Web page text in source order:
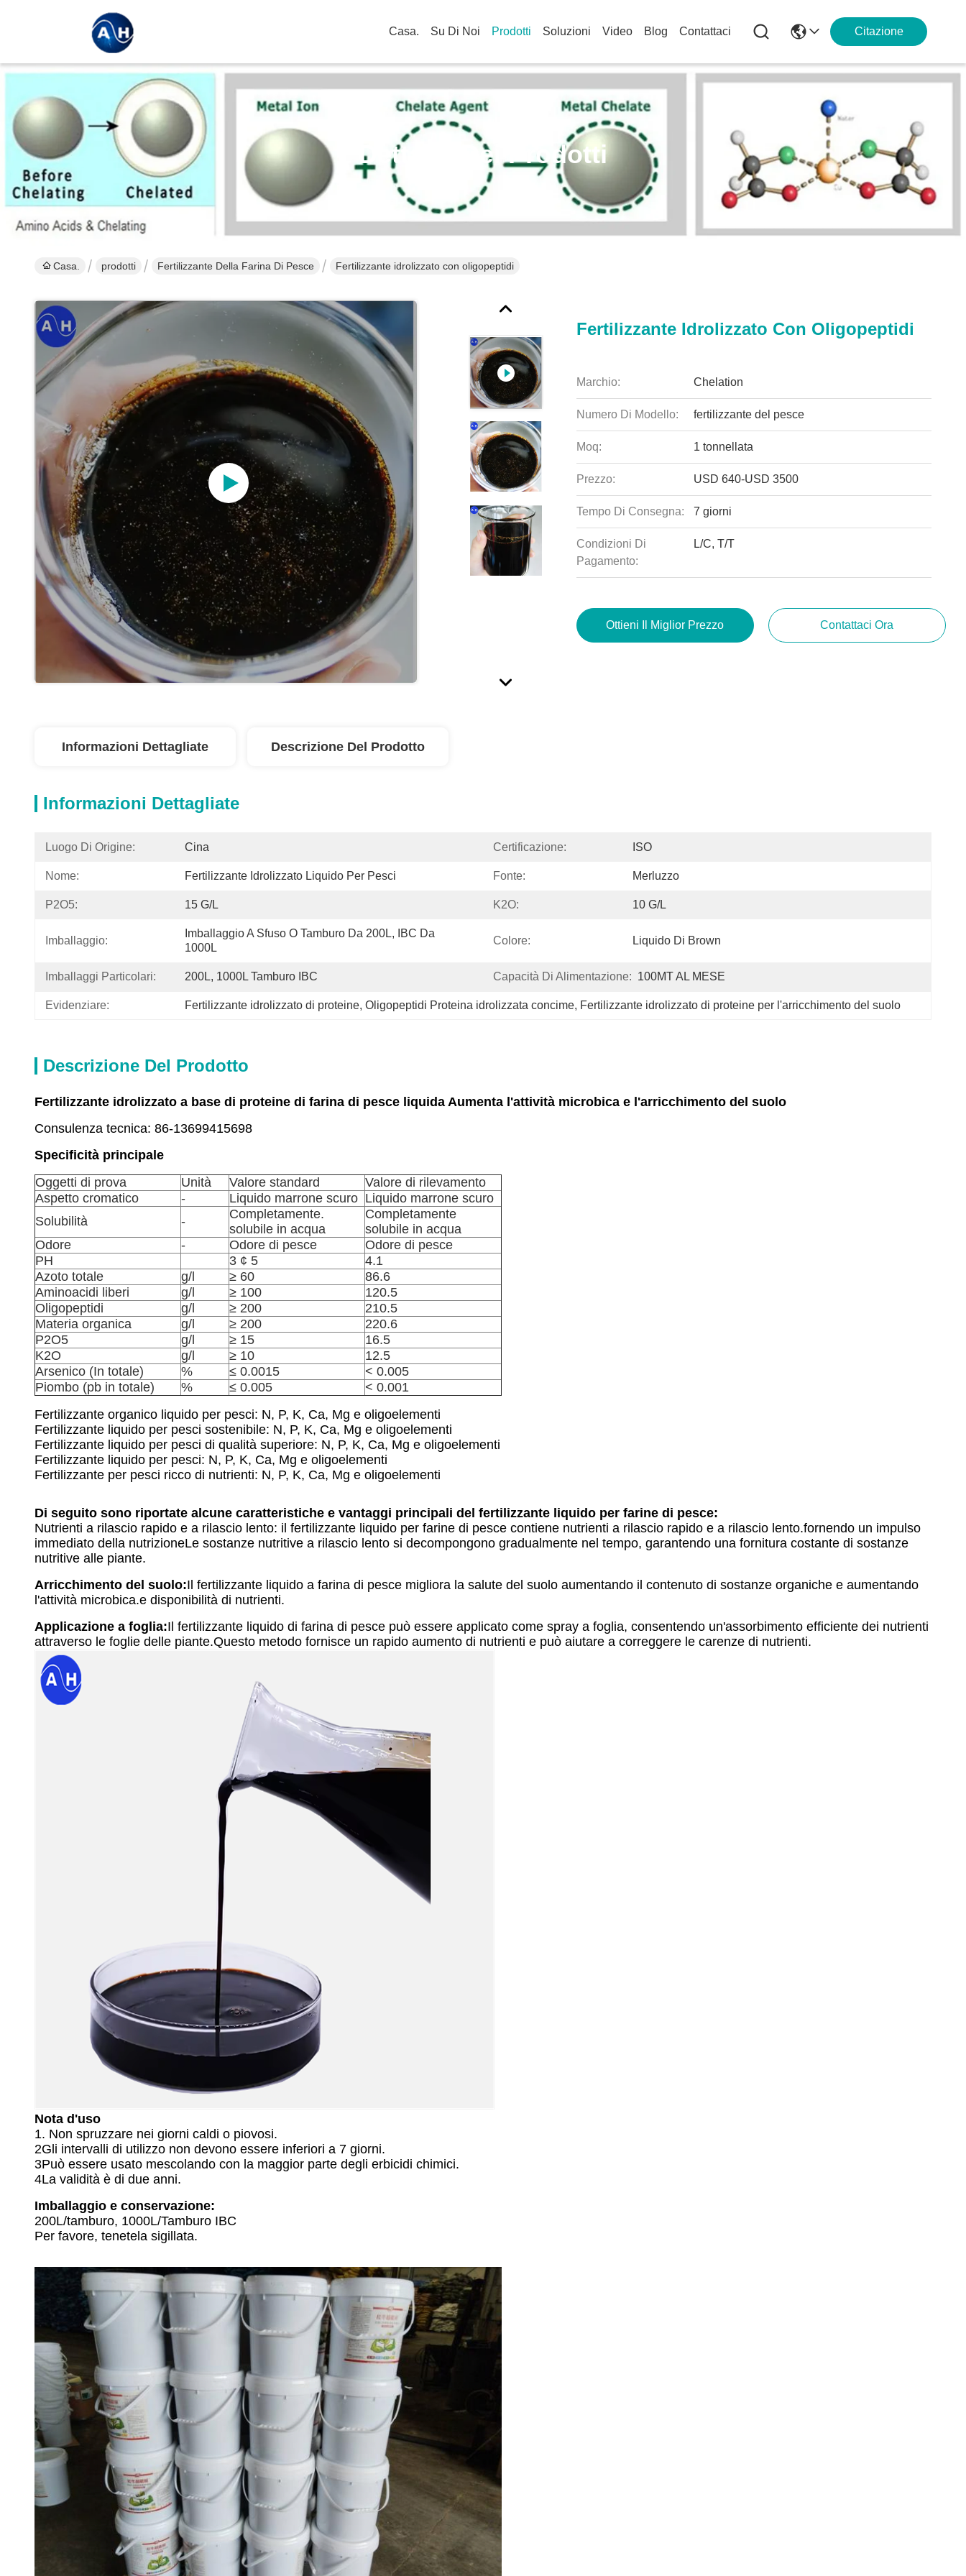
Casa. Su Di Noi Prodotti Soluzioni Video Blog Contattaci Citazione
Dettagli Dei Prodotti
Casa. prodotti Fertilizzante Della Farina Di Pesce Fertilizzante idrolizzato con oligopeptidi
Fertilizzante Idrolizzato Con Oligopeptidi
Marchio: Chelation
Numero Di Modello: fertilizzante del pesce
Moq: 1 tonnellata
Prezzo: USD 640-USD 3500
Tempo Di Consegna: 7 giorni
Condizioni Di
Pagamento:
L/C, T/T
Ottieni Il Miglior Prezzo Contattaci Ora
Informazioni Dettagliate Descrizione Del Prodotto
Informazioni Dettagliate
Luogo Di Origine: Cina Certificazione: ISO
Nome: Fertilizzante Idrolizzato Liquido Per Pesci Fonte: Merluzzo
P2O5: 15 G/l K2O: 10 G/l
Imballaggio:
Imballaggio A Sfuso O Tamburo Da 200L, IBC Da
1000L
Colore: Liquido Di Brown
Imballaggi Particolari: 200L, 1000L Tamburo IBC Capacità Di Alimentazione: 100MT AL MESE
Evidenziare: Fertilizzante idrolizzato di proteine, Oligopeptidi Proteina idrolizzata concime, Fertilizzante idrolizzato di proteine per l'arricchimento del suolo
Descrizione Del Prodotto
Fertilizzante idrolizzato a base di proteine di farina di pesce liquida Aumenta l'attività microbica e l'arricchimento del suolo
Consulenza tecnica: 86-13699415698
Specificità principale
Oggetti di prova
Unità Valore standard
Valore di rilevamento
Aspetto cromatico
- Liquido marrone scuro Liquido marrone scuro
Solubilità
-
Completamente.
solubile in acqua
Completamente
solubile in acqua
Odore
- Odore di pesce
Odore di pesce
PH
3 ¢ 5
4.1
Azoto totale
g/l ≥ 60
86.6
Aminoacidi liberi
g/l ≥ 100
120.5
Oligopeptidi
g/l ≥ 200
210.5
Materia organica
g/l ≥ 200
220.6
P2O5
g/l ≥ 15
16.5
K2O
g/l ≥ 10
12.5
Arsenico (In totale)
% ≤ 0.0015
< 0.005
Piombo (pb in totale)
% ≤ 0.005
< 0.001
Fertilizzante organico liquido per pesci: N, P, K, Ca, Mg e oligoelementi
Fertilizzante liquido per pesci sostenibile: N, P, K, Ca, Mg e oligoelementi
Fertilizzante liquido per pesci di qualità superiore: N, P, K, Ca, Mg e oligoelementi
Fertilizzante liquido per pesci: N, P, K, Ca, Mg e oligoelementi
Fertilizzante per pesci ricco di nutrienti: N, P, K, Ca, Mg e oligoelementi
Di seguito sono riportate alcune caratteristiche e vantaggi principali del fertilizzante liquido per farine di pesce:
Nutrienti a rilascio rapido e a rilascio lento: il fertilizzante liquido per farine di pesce contiene nutrienti a rilascio rapido e a rilascio lento.fornendo un impulso
immediato della nutrizioneLe sostanze nutritive a rilascio lento si decompongono gradualmente nel tempo, garantendo una fornitura costante di sostanze
nutritive alle piante.
Arricchimento del suolo:Il fertilizzante liquido a farina di pesce migliora la salute del suolo aumentando il contenuto di sostanze organiche e aumentando
l'attività microbica.e disponibilità di nutrienti.
Applicazione a foglia:Il fertilizzante liquido di farina di pesce può essere applicato come spray a foglia, consentendo un'assorbimento efficiente dei nutrienti
attraverso le foglie delle piante.Questo metodo fornisce un rapido aumento di nutrienti e può aiutare a correggere le carenze di nutrienti.
Nota d'uso
1. Non spruzzare nei giorni caldi o piovosi.
2Gli intervalli di utilizzo non devono essere inferiori a 7 giorni.
3Può essere usato mescolando con la maggior parte degli erbicidi chimici.
4La validità è di due anni.
Imballaggio e conservazione:
200L/tamburo, 1000L/Tamburo IBC
Per favore, tenetela sigillata.